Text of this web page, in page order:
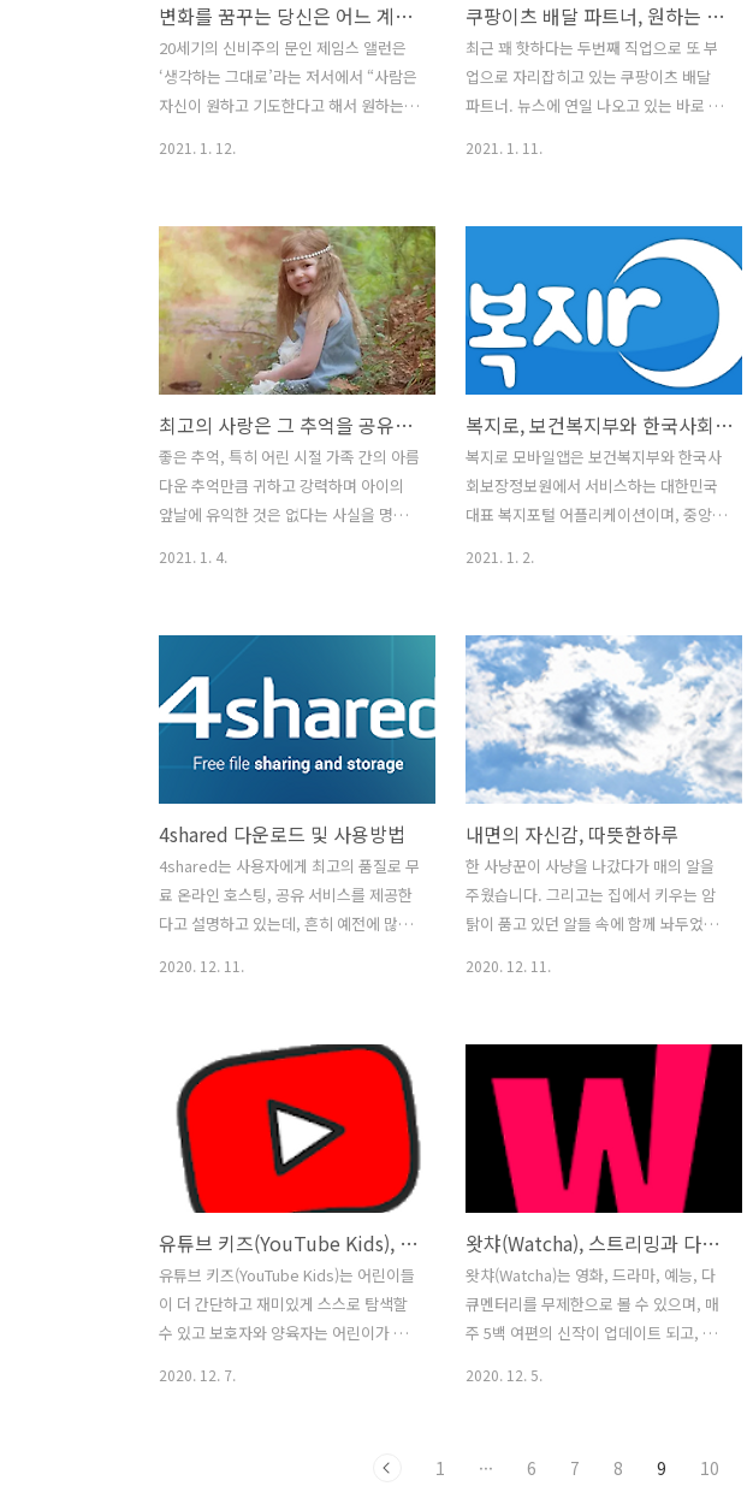
지만 지금은 저녁 아홉 시만 되면 잠이 쏟
아진다고 덧붙였다. 어떤 이는 마흔이 인
생이 정점이고 활기도 남아 있어 가장 좋
은 때라고 했다. 어느 숙녀는 쉰 다섯이 되
강UP 3개의 앱에 분산되어 있던 민원서
비스와 콘텐츠를 재구성하여 편리성과 접
근성을 향상시킨 하나의 통합 모바일앱
(The건강보험)을 오픈 하였습니다. 민원
납..
변화를 꿈꾸는 당신은 어느 계단에 서 있는가?
20세기의 신비주의 문인 제임스 앨런은
‘생각하는 그대로’라는 저서에서 “사람은
자신이 원하고 기도한다고 해서 원하는
이루어지는 것이다.” 라고 하였다. 많은
사람들이 변화를 꿈꾸고 그것이 이루어지
기를 바란다. 그럼에도 불구하고 꿈꾸는
것을 실행하지 않아, 변화를 이루지 못하
는 경우가 많다. 변화는 어떻게 시작될까?
변화하고자하는 생각과 변화에 대한 절실
한 감정이 마음의 씨앗이 되어 변화는시
작된다. 씨앗이 뿌려지면 씨앗이 열매가
되도록 농사를 지어야 한다. 즉 씨앗을 뿌
린 이후 거름(변화를 위한 다양한 긍정적
활동)을 주고, 씨앗의 자양분을 빼앗는 잡
2021. 1. 12.
쿠팡이츠 배달 파트너, 원하는 시간에 원하는 만큼만!
최근 꽤 핫하다는 두번째 직업으로 또 부
업으로 자리잡히고 있는 쿠팡이츠 배달
파트너. 뉴스에 연일 나오고 있는 바로 그
도 누구든지 쉽게 시작 가능 합니다. 자동
차, 오토바이, 자전거, 심지어 도보까지
활용할 수 있는 앱에서 등록하고 바로 배
달을 시작할 수 있습니다. 소개 업데이트
날짜 2021년 1월 6일 크기 21M 설치 수
500,000+ 현재 버전 1.0.52 필요한
Android 버전 6.0 이상 콘텐츠 등급 만 3
세 이상 제공 쿠팡 카테고리 비즈니스 스
토어 구글 플레이 스토어 리뷰 변경사항
[1.0.52 업데이트 내용] - 일부 마이너 버
그가 수정되었습니다. - 앱 안정성 작..
2021. 1. 11.
최고의 사랑은 그 추억을 공유하는 것
좋은 추억, 특히 어린 시절 가족 간의 아름
다운 추억만큼 귀하고 강력하며 아이의
앞날에 유익한 것은 없다는 사실을 명심
다. 마음속에 아름다운 추억이 하나라도
다. 그리고 그런 추억들을 많이 가지고 인
생을 살아간다면 그 사람은 삶이 끝나는
날까지 안전할 것이다. 도스토예프스키의
중에서 오늘의 명언 한 개의 초로 수천 개
의 초에 불을 켤 수 있지만, 그렇다고 해서
그 초의 수명이 짧아지는 건 아니다. 행복
도 나눈다고 해서 줄어들지 않는다.
Thousands of candles can be
lighted from a single candle, and th..
2021. 1. 4.
복지로, 보건복지부와 한국사회보장정보원에서 서비스하는 모바일앱
복지로 모바일앱은 보건복지부와 한국사
회보장정보원에서 서비스하는 대한민국
대표 복지포털 어플리케이션이며, 중앙
며, 온라인으로 편하게 신청하실 수 있습
니다. 또한 도움이 필요한 본인이나 이웃
을 도움요청할 수 있는 기능과 복지혜택
의 부정사용에 대해 신고할 수 있는 부정
수급 신고하기 등을 주요 기능으로 제공
하고 있으며, 전국의 다양한 복지시설 검
색이나 복지 사례를 통해 실생활의 중심
이 된 복지정보를 함께 제공합니다. 복지
로 모바일앱은 국민들이 일상의 삶 속에
서 필요로 하는 복지정보를 모바일을 통
해 손쉽게 이용할 수 있도록 함으로써 행
고있습니다. 소개 업데이트 날..
2021. 1. 2.
4shared 다운로드 및 사용방법
4shared는 사용자에게 최고의 품질로 무
료 온라인 호스팅, 공유 서비스를 제공한
다고 설명하고 있는데, 흔히 예전에 많이
파일을 공유하는 방법 보다는 다수에게
공개하여 사용자끼리 서로 자신의 파일을
다운로드 할 수 있도록하는 기능을 갖추
고 있어 오래 전의 소리바다나 혹은 P2P
파일 공유 사이트인 토렌트(Torrent)에
조금은 가까운 느낌일까요? 하지만 사용
방법은 토렌트보다는 편리한 모습을 보이
고 있어 많은 사용자를 확보하고 있는듯
합니다. 2005년에 설립된 4shared는 계
속해서 전세계 사용자들의 인기를 얻고
있습니다. 4shared에는 음악, 비디오, 사
2020. 12. 11.
내면의 자신감, 따뜻한하루
한 사냥꾼이 사냥을 나갔다가 매의 알을
주웠습니다. 그리고는 집에서 키우는 암
탉이 품고 있던 알들 속에 함께 놔두었습
리들과 같은 습성을 익히며 쭉 살아갔지
만, 가끔 하늘을 날고 있는 멋진 매들을 보
고는 말했습니다. “나도 언젠가는 저렇게
하늘을 멋지게 날아보고 싶다!” 하지만,
암탉은 새끼 매가 그렇게 말할 때마다 조
용하게 타일렀습니다. “아가, 넌 병아리야
저렇게 날고 싶어도 날 수가 없단다.” 결
국 새끼 매는 자신이 날지 못한다는 걸 믿
게 됐고, 그 후로 하늘을 높이 나는 매를
볼 때마다 자신을 다독였습니다. “그래 나
는 평범한 병아리일 뿐이야. 저렇게 높이
2020. 12. 11.
유튜브 키즈(YouTube Kids), 어린이만을 위한 동영상 앱
유튜브 키즈(YouTube Kids)는 어린이들
이 더 간단하고 재미있게 스스로 탐색할
수 있고 보호자와 양육자는 어린이가 새
니다. 유튜브(YouTube)는 유튜브 키즈
2020. 12. 7.
왓챠(Watcha), 스트리밍과 다운로드 및 오프라인 재생 기능까지!
왓챠(Watcha)는 영화, 드라마, 예능, 다
큐멘터리를 무제한으로 볼 수 있으며, 매
주 5백 여편의 신작이 업데이트 되고, 추
리미엄 이용권도 있고, TV로 최고의 화질
2020. 12. 5.
1 ··· 6 7 8 9 10